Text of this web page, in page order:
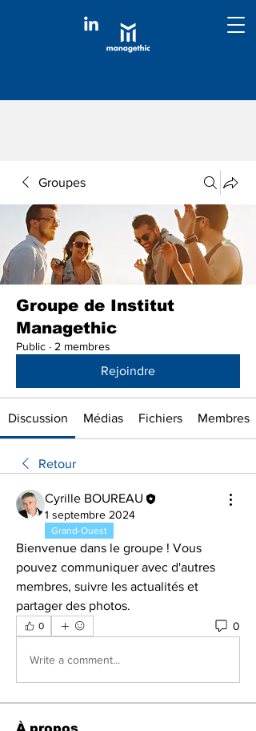
Groupes
Groupe de Institut
Managethic
Public · 2 membres
Rejoindre
Discussion Médias Fichiers Membres
Retour
Cyrille BOUREAU
1 septembre 2024
Grand-Ouest
Bienvenue dans le groupe ! Vous
pouvez communiquer avec d'autres
membres, suivre les actualités et
partager des photos.
0 0
Write a comment...